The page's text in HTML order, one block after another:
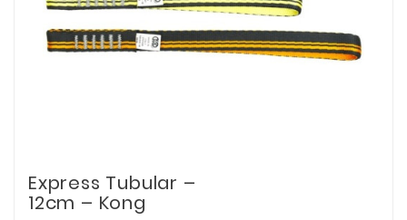
Express Tubular –
12cm – Kong